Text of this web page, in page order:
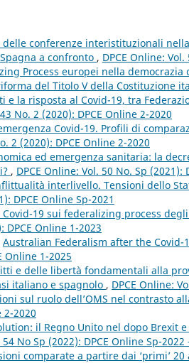
conferenze interistituzionali
a confronto , DPCE Online:
Process europei nella
del Titolo V della Costituzione
e la risposta al Covid-19, tra
No. 2 (2020): DPCE Online 2-2020
Covid-19. Profili di
2 (2020): DPCE Online 2-2020
ed emergenza sanitaria: la
, DPCE Online: Vol. 50 No. Sp (2021):
interlivello. Tensioni dello
DPCE Online Sp-2021
Covid-19 sui federalizing process
DPCE Online 1-2023
Australian Federalism after the Covid-
Online 1-2025
e delle libertà fondamentali alla
italiano e spagnolo , DPCE Online:
sul ruolo dell’OMS nel contrasto
2-2020
il Regno Unito nel dopo Brexit
No Sp (2022): DPCE Online Sp-
comparate a partire dai ‘primi’